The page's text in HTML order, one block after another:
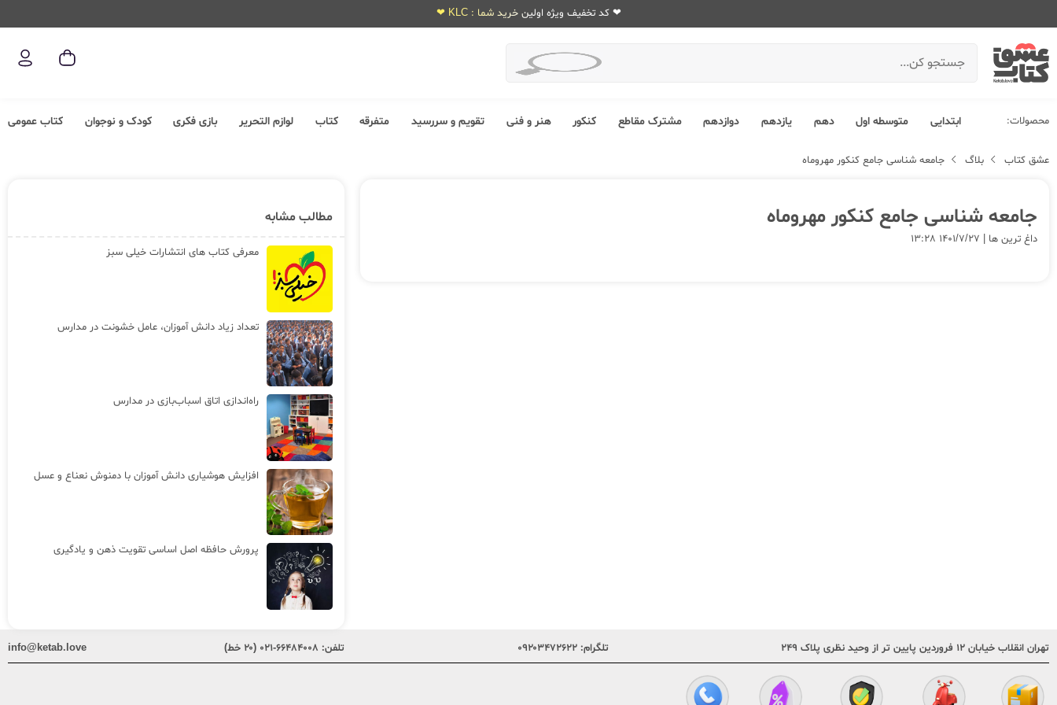
❤ کد تخفیف ویژه اولین خرید شما : KLC ❤
محصولات: ابتدایی متوسطه اول دهم یازدهم دوازدهم مشترک مقاطع کنکور هنر و فنی تقویم و سررسید متفرقه کتاب لوازم التحریر بازی فکری کودک و نوجوان کتاب عمومی
عشق کتاب بلاگ جامعه شناسی جامع کنکور مهروماه
جامعه شناسی جامع کنکور مهروماه
داغ ترین ها | ۱۴۰۱/۷/۲۷ ۱۳:۲۸
مطالب مشابه
معرفی کتاب های انتشارات خیلی سبز
تعداد زیاد دانش آموزان، عامل خشونت در مدارس
راه‌اندازی اتاق اسباب‌بازی در مدارس
افزایش هوشیاری دانش آموزان با دمنوش نعناع و عسل
پرورش حافظه اصل اساسی تقویت ذهن و یادگیری
تهران انقلاب خیابان ۱۲ فروردین پایین تر از وحید نظری پلاک ۲۴۹ تلگرام: ۰۹۲۰۳۴۷۲۶۲۲ تلفن: ۶۶۴۸۴۰۰۸-۰۲۱ (۲۰ خط) info@ketab.love